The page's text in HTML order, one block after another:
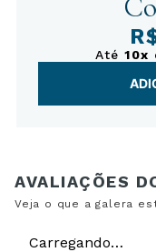
Até10x
Carregando…